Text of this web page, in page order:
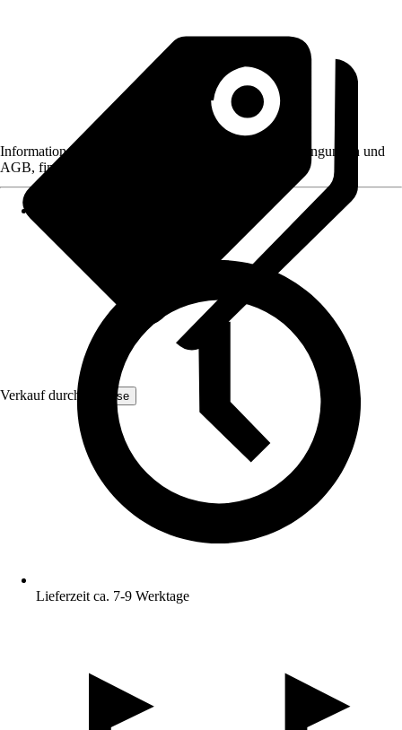
Verkauf durch: Yulisse
Informationen des Verkäufers, wie z. B. Rückgabebedingungen und
AGB, finden Sie bei Klick auf den Verkäufernamen.
Lieferzeit ca. 7-9 Werktage